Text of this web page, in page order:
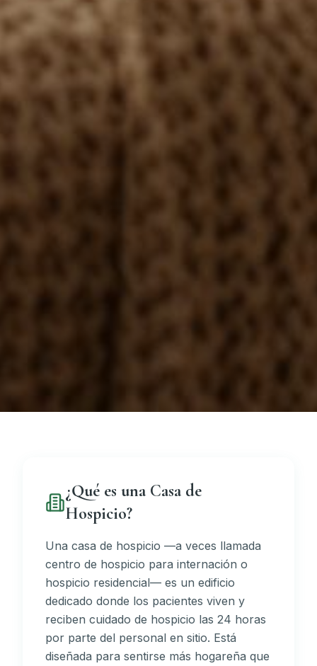
¿Qué es una Casa de
Hospicio?
Una casa de hospicio —a veces llamada
centro de hospicio para internación o
hospicio residencial— es un edificio
dedicado donde los pacientes viven y
reciben cuidado de hospicio las 24 horas
por parte del personal en sitio. Está
diseñada para sentirse más hogareña que